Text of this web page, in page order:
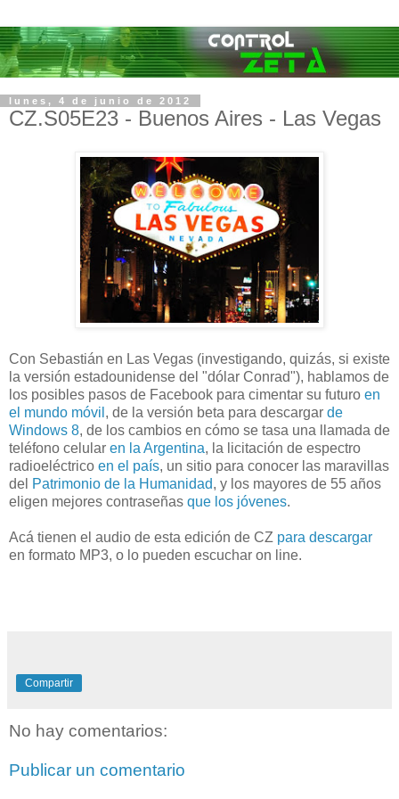
lunes, 4 de junio de 2012
CZ.S05E23 - Buenos Aires - Las Vegas
Con Sebastián en Las Vegas (investigando, quizás, si existe
la versión estadounidense del "dólar Conrad"), hablamos de
los posibles pasos de Facebook para cimentar su futuro en
el mundo móvil , de la versión beta para descargar de
Windows 8, de los cambios en cómo se tasa una llamada de
teléfono celular en la Argentina, la licitación de espectro
radioeléctrico en el país, un sitio para conocer las maravillas
del Patrimonio de la Humanidad, y los mayores de 55 años
eligen mejores contraseñas que los jóvenes.
Acá tienen el audio de esta edición de CZ para descargar
en formato MP3, o lo pueden escuchar on line.
Compartir
No hay comentarios:
Publicar un comentario